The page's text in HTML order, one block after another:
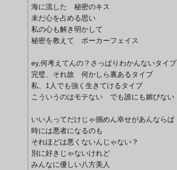
海に流した 秘密のキス
未だ心を占める思い
私の心も解き明かして
秘密を教えて ポーカーフェイス
ey,何考えてんの？さっぱりわかんないタイプ
完璧、それ故 何かしら裏あるタイプ
私、1人でも強く生きてけるタイプ
こういうのはモテない でも誰にも媚びない
いい人ってだけじゃ掴めん幸せがあんならば
時には悪者になるのも
それほどは悪くないんじゃない？
別に好きじゃないけれど
みんなに優しい八方美人